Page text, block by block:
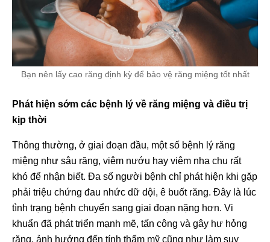
Bạn nên lấy cao răng định kỳ để bảo vệ răng miệng tốt nhất
Phát hiện sớm các bệnh lý về răng miệng và điều trị
kịp thời
Thông thường, ở giai đoạn đầu, một số bệnh lý răng
miệng như sâu răng, viêm nướu hay viêm nha chu rất
khó để nhận biết. Đa số người bệnh chỉ phát hiện khi gặp
phải triệu chứng đau nhức dữ dội, ê buốt răng. Đây là lúc
tình trạng bệnh chuyển sang giai đoạn nặng hơn. Vi
khuẩn đã phát triển mạnh mẽ, tấn công và gây hư hỏng
răng, ảnh hưởng đến tính thẩm mỹ cũng như làm suy